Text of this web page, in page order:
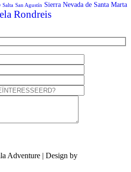
Salta San Agustín Sierra Nevada de Santa Marta
Rondreis
Adventure | Design by